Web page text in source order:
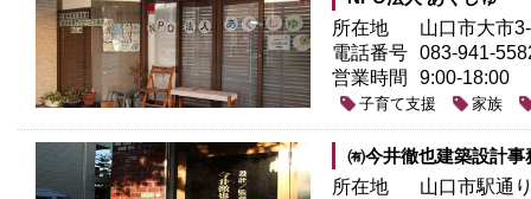
所在地
山口市大市
電話番号 083-941-
営業時間
9:00-18:00
子育て支援 家族
㈲今井徹也建築設計事
所在地
山口市駅通